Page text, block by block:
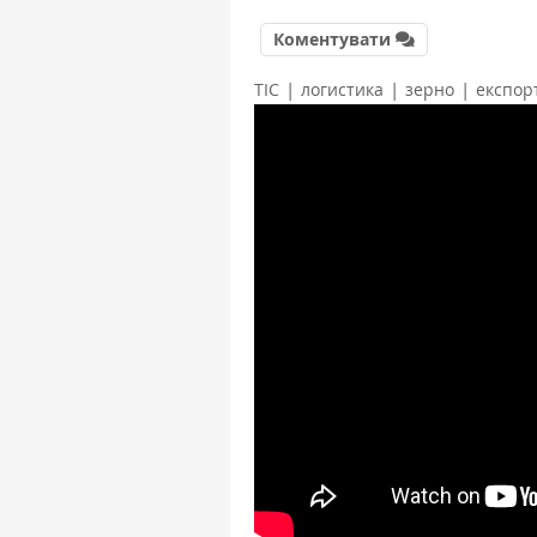
Коментувати
ТІС | логистика | зерно |